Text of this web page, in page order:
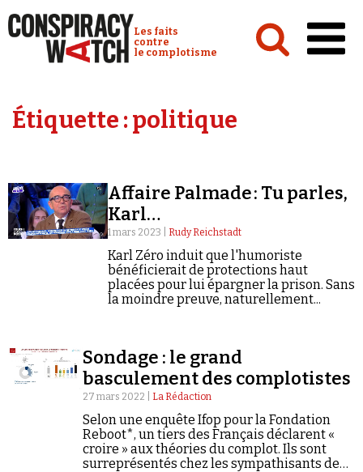
Conspiracy Watch :
Les faits
contre
le complotisme
Analyses
Vidéos
Émissions
Revues de presse
Newsletter
Étiquette :politique
Affaire Palmade : Tu parles,
Karl…
1 mars 2023 | Rudy Reichstadt
Karl Zéro induit que l'humoriste
bénéficierait de protections haut
placées pour lui épargner la prison. Sans
la moindre preuve, naturellement...
Sondage : le grand
basculement des complotistes
27 mars 2022 | La Rédaction
Selon une enquête Ifop pour la Fondation
Reboot*, un tiers des Français déclarent «
croire » aux théories du complot. Ils sont
surreprésentés chez les sympathisants de